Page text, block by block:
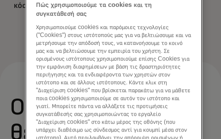
κόσμο.
Οι τέσσερις
θεμελιώδεις
Πώς χρησιμοποιούμε τα cookies και τη
συγκατάθεσή σας
Χρησιμοποιούμε cookies και παρόμοιες τεχνολογίες
("Cookies") στους ιστότοπούς μας για να βελτιώσουμε και να
μετρήσουμε την απόδοσή τους, να κατανοήσουμε το κοινό
μας και να βελτιώσουμε την εμπειρία του χρήστη. Σε
ορισμένους ιστότοπους χρησιμοποιούμε επίσης Cookies για
την εμφάνιση διαφημίσεων με βάση τις δραστηριότητες
περιήγησης και τα ενδιαφέροντα των χρηστών στον
ιστότοπο και σε άλλους ιστότοπους. Κάντε κλικ στη
"Διαχείριση cookies" που βρίσκεται παρακάτω για να μάθετε
ποια cookies χρησιμοποιούμε σε αυτόν τον ιστότοπο και
γιατί. Μπορείτε πάντα να αλλάξετε τις προτιμήσεις
συγκατάθεσής σας χρησιμοποιώντας το εργαλείο
"Διαχείριση cookies" στο κάτω μέρος της οθόνης (που
υπάρχει διαθέσιμο ως σύνδεσμος αντί για κουμπί μέσα στον
ιστότοπο). Αυτό περιλαμβάνει την απόρριψη ορισμένων ή